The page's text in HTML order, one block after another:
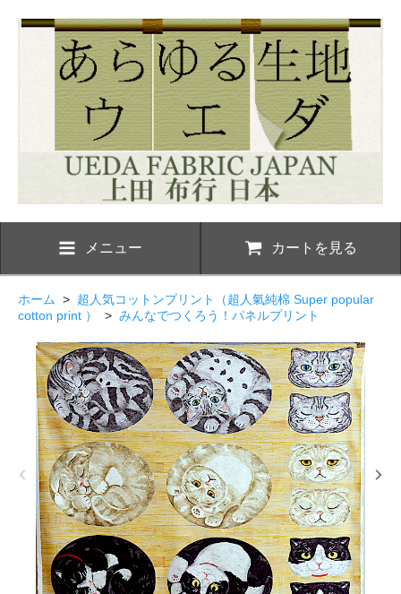
メニュー カートを見る
ホーム > 超人気コットンプリント（超人氣純棉 Super popular
cotton print ）
> みんなでつくろう！パネルプリント